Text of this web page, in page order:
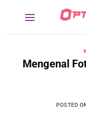
Mengenal
POSTED